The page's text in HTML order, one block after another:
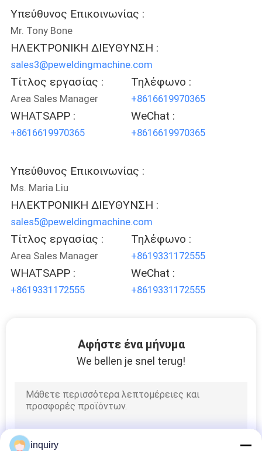
Υπεύθυνος Επικοινωνίας :
Mr. Tony Bone
ΗΛΕΚΤΡΟΝΙΚΗ ΔΙΕΥΘΥΝΣΗ :
sales3@peweldingmachine.com
Τίτλος εργασίας :
Area Sales Manager
Τηλέφωνο :
+8616619970365
WHATSAPP :
+8616619970365
WeChat :
+8616619970365
Υπεύθυνος Επικοινωνίας :
Ms. Maria Liu
ΗΛΕΚΤΡΟΝΙΚΗ ΔΙΕΥΘΥΝΣΗ :
sales5@peweldingmachine.com
Τίτλος εργασίας :
Area Sales Manager
Τηλέφωνο :
+8619331172555
WHATSAPP :
+8619331172555
WeChat :
+8619331172555
Αφήστε ένα μήνυμα
We bellen je snel terug!
inquiry